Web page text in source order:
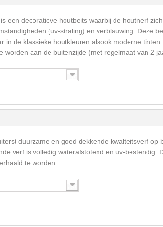
een decoratieve houtbeits waarbij de houtnerf
(uv-straling) en verblauwing. Deze
in de klassieke houtkleuren alsook moderne
worden aan de buitenzijde (met regelmaat van 2
duurzame en goed dekkende kwalteitsverf op
verf is volledig waterafstotend en uv-bestendig.
te worden.